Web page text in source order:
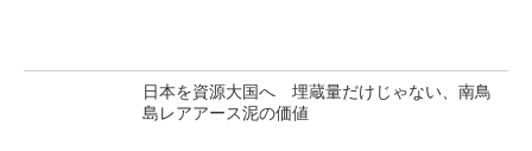
日本を資源大国へ 埋蔵量だけじゃない、南鳥
島レアアース泥の価値